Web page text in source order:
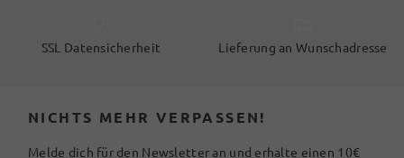
SSL Datensicherheit Lieferung an Wunschadresse
NICHTS MEHR VERPASSEN!
Melde dich für den Newsletter an und erhalte einen 10€